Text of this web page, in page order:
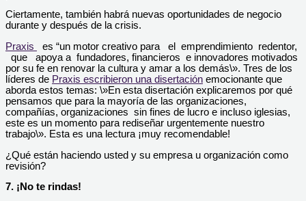
Ciertamente, también habrá nuevas oportunidades de negocio
durante y después de la crisis.
Praxis
es “un motor creativo para el emprendimiento redentor,
que apoya a fundadores, financieros e innovadores motivados
por su fe en renovar la cultura y amar a los demás\». Tres de los
líderes de Praxis escribieron una disertación emocionante que
aborda estos temas: \»En esta disertación explicaremos por qué
pensamos que para la mayoría de las organizaciones,
compañías, organizaciones sin fines de lucro e incluso iglesias,
este es un momento para rediseñar urgentemente nuestro
trabajo\». Esta es una lectura ¡muy recomendable!
¿Qué están haciendo usted y su empresa u organización como
revisión?
7. ¡No te rindas!